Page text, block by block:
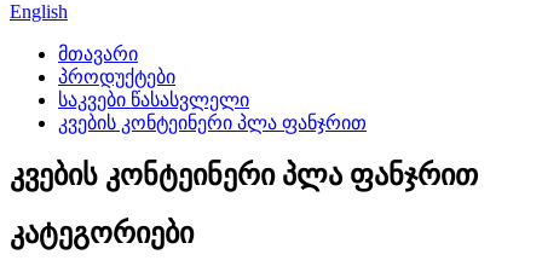
English
მთავარი
პროდუქტები
საკვები წასასვლელი
კვების კონტეინერი პლა ფანჯრით
კვების კონტეინერი პლა ფანჯრით
კატეგორიები